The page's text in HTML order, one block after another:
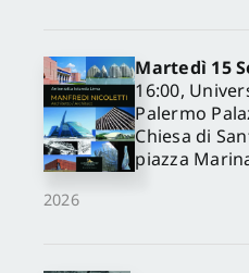
2026
Martedì 15
16:00,
Palermo
Chiesa di
piazza